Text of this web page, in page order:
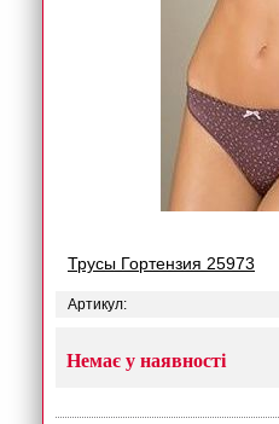
Трусы Гортензия 25973
Артикул:
Немає у наявності